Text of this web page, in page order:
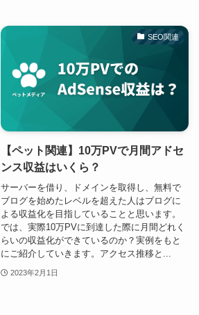
SEO関連
【ペット関連】10万PVで月間アドセ
ンス収益はいくら？
サーバーを借り、ドメインを取得し、無料で
ブログを始めたレベルを超えた人はブログに
よる収益化を目指していることと思います。
では、実際10万PVに到達した際に月間どれく
らいの収益化ができているのか？実例をもと
にご紹介していきます。アクセス推移と...
2023年2月1日